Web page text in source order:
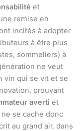
et
remise en
incités à adopter
à être plus
sommeliers) à
ne veut
vin qui se vit et se
prouvant
averti et
ne se cache donc
au grand air, dans